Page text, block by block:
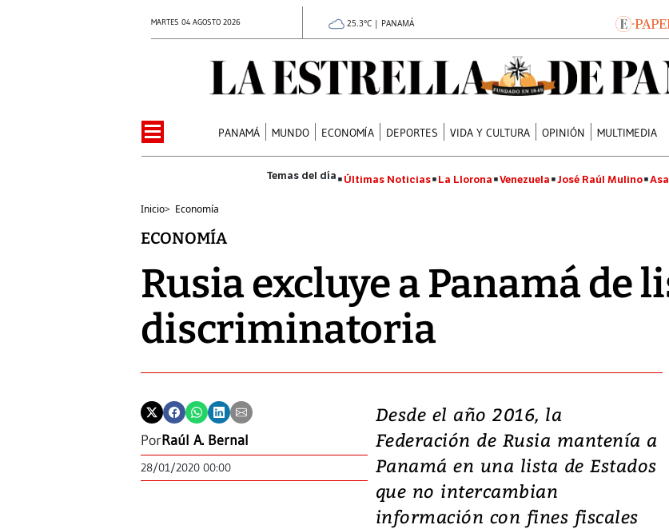
MARTES 04 AGOSTO 2026 25.3°C | PANAMÁ
PANAMÁ MUNDO ECONOMÍA DEPORTES VIDA Y CULTURA OPINIÓN MULTIMEDIA
Últimas Noticias La Llorona Venezuela José Raúl Mulino
Inicio> Economía
ECONOMÍA
Rusia excluye a Panamá de
discriminatoria
PorRaúl A. Bernal
28/01/2020 00:00
Desde el año 2016, la
Federación de Rusia mantenía a
Panamá en una lista de Estados
que no intercambian
información con fines fiscales
Video, Japón: Terremoto
deja heridos y graves
daños en Kumamoto